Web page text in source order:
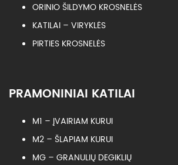
ORINIO ŠILDYMO KROSNELĖS
KATILAI – VIRYKLĖS
PIRTIES KROSNELĖS
PRAMONINIAI KATILAI
M1 – ĮVAIRIAM KURUI
M2 – ŠLAPIAM KURUI
MG – GRANULIŲ DEGIKLIŲ